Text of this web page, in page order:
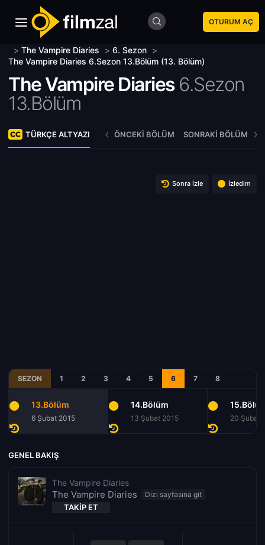
OTURUM AÇ
> The Vampire Diaries > 6. Sezon >
The Vampire Diaries 6.Sezon 13.Bölüm (13. Bölüm)
The Vampire Diaries 6.Sezon
13.Bölüm
TÜRKÇE ALTYAZI ÖNCEKI BÖLÜM SONRAKI BÖLÜM
Sonra İzle İzledim
SEZON 1 2 3 4 5 6 7 8
13.Bölüm
6 Şubat 2015
14.Bölüm
13 Şubat 2015 20 Şubat
GENEL BAKIŞ
The Vampire Diaries
The Vampire Diaries
TAKIP ET